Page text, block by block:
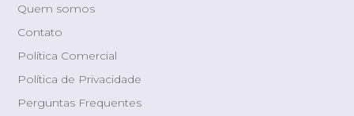
Quem somos
Contato
Política Comercial
Política de Privacidade
Perguntas Frequentes